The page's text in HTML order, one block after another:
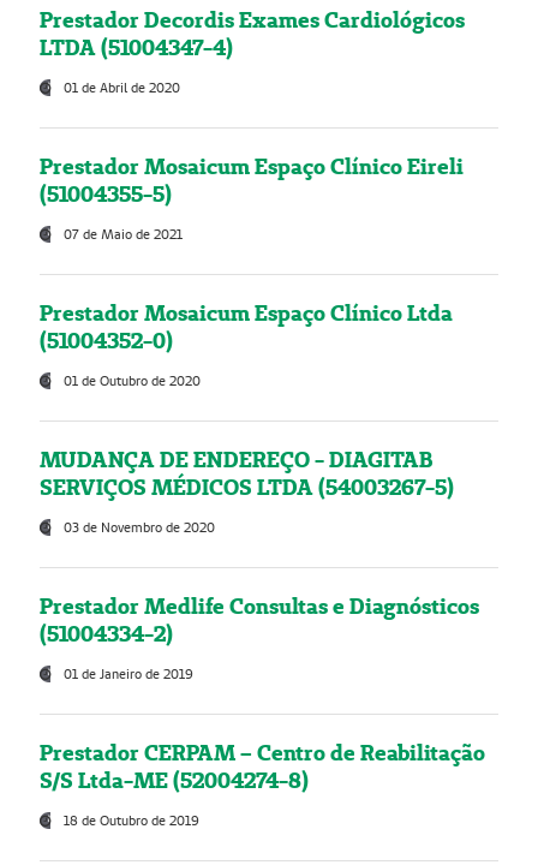
Prestador Decordis Exames Cardiológicos
LTDA (51004347-4)
01 de Abril de 2020
Prestador Mosaicum Espaço Clínico Eireli
(51004355-5)
07 de Maio de 2021
Prestador Mosaicum Espaço Clínico Ltda
(51004352-0)
01 de Outubro de 2020
MUDANÇA DE ENDEREÇO - DIAGITAB
SERVIÇOS MÉDICOS LTDA (54003267-5)
03 de Novembro de 2020
Prestador Medlife Consultas e Diagnósticos
(51004334-2)
01 de Janeiro de 2019
Prestador CERPAM – Centro de Reabilitação
S/S Ltda-ME (52004274-8)
18 de Outubro de 2019